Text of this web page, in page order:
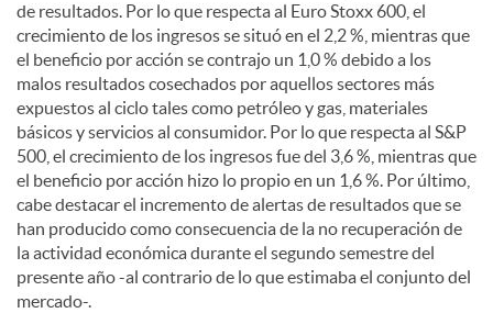
de resultados. Por lo que respecta al Euro Stoxx 600, el
crecimiento de los ingresos se situó en el 2,2 %, mientras que
el beneficio por acción se contrajo un 1,0 % debido a los
malos resultados cosechados por aquellos sectores más
expuestos al ciclo tales como petróleo y gas, materiales
básicos y servicios al consumidor. Por lo que respecta al S&P
500, el crecimiento de los ingresos fue del 3,6 %, mientras que
el beneficio por acción hizo lo propio en un 1,6 %. Por último,
cabe destacar el incremento de alertas de resultados que se
han producido como consecuencia de la no recuperación de
la actividad económica durante el segundo semestre del
presente año -al contrario de lo que estimaba el conjunto del
mercado-.